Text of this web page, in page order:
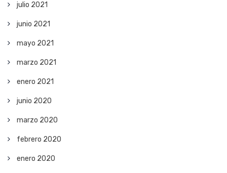
julio 2021
junio 2021
mayo 2021
marzo 2021
enero 2021
junio 2020
marzo 2020
febrero 2020
enero 2020